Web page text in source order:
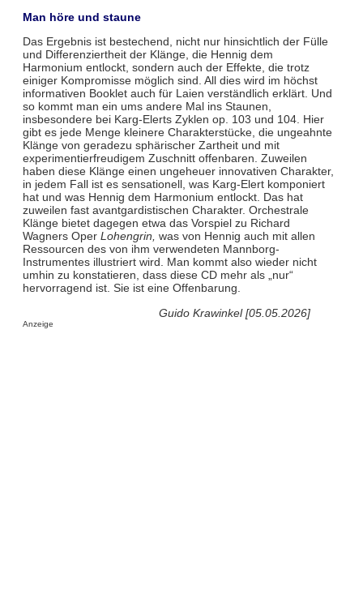
Man höre und staune
Das Ergebnis ist bestechend, nicht nur hinsichtlich der Fülle
und Differenziertheit der Klänge, die Hennig dem
Harmonium entlockt, sondern auch der Effekte, die trotz
einiger Kompromisse möglich sind. All dies wird im höchst
informativen Booklet auch für Laien verständlich erklärt. Und
so kommt man ein ums andere Mal ins Staunen,
insbesondere bei Karg-Elerts Zyklen op. 103 und 104. Hier
gibt es jede Menge kleinere Charakterstücke, die ungeahnte
Klänge von geradezu sphärischer Zartheit und mit
experimentierfreudigem Zuschnitt offenbaren. Zuweilen
haben diese Klänge einen ungeheuer innovativen Charakter,
in jedem Fall ist es sensationell, was Karg-Elert komponiert
hat und was Hennig dem Harmonium entlockt. Das hat
zuweilen fast avantgardistischen Charakter. Orchestrale
Klänge bietet dagegen etwa das Vorspiel zu Richard
Wagners Oper Lohengrin, was von Hennig auch mit allen
Ressourcen des von ihm verwendeten Mannborg-
Instrumentes illustriert wird. Man kommt also wieder nicht
umhin zu konstatieren, dass diese CD mehr als „nur“
hervorragend ist. Sie ist eine Offenbarung.
Guido Krawinkel [05.05.2026]
Anzeige